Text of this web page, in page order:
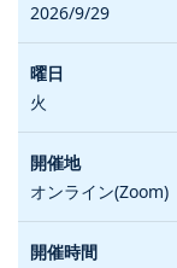
2026/9/29
火
オンライン(Zoom)